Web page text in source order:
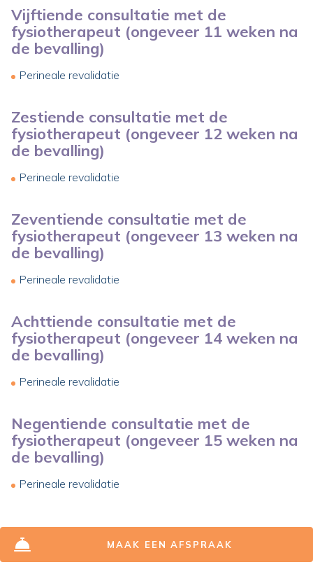
Vijftiende consultatie met de
fysiotherapeut (ongeveer 11 weken na
de bevalling)
Perineale revalidatie
Zestiende consultatie met de
fysiotherapeut (ongeveer 12 weken na
de bevalling)
Perineale revalidatie
Zeventiende consultatie met de
fysiotherapeut (ongeveer 13 weken na
de bevalling)
Perineale revalidatie
Achttiende consultatie met de
fysiotherapeut (ongeveer 14 weken na
de bevalling)
Perineale revalidatie
Negentiende consultatie met de
fysiotherapeut (ongeveer 15 weken na
de bevalling)
Perineale revalidatie
MAAK EEN AFSPRAAK